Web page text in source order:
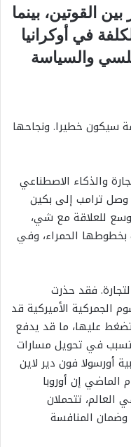
القوتين، بينما
في أوكرانيا
والسياسة
سيكون خطيرا. ونجاحها
والذكاء الاصطناعي
وصل ترامب إلى بكين
للعلاقة مع شي،
الحمراء، وفي
فقد حذرت
الجمركية الأميركية قد
تضغط عليها، ما قد يدفع
في تحويل مسارات
أورسولا فون دير لاين
الماضي إن أوروبا
العالم، تتحملان
المنافسة